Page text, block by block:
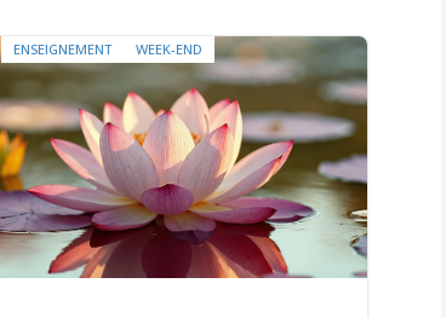
ENSEIGNEMENT WEEK-END